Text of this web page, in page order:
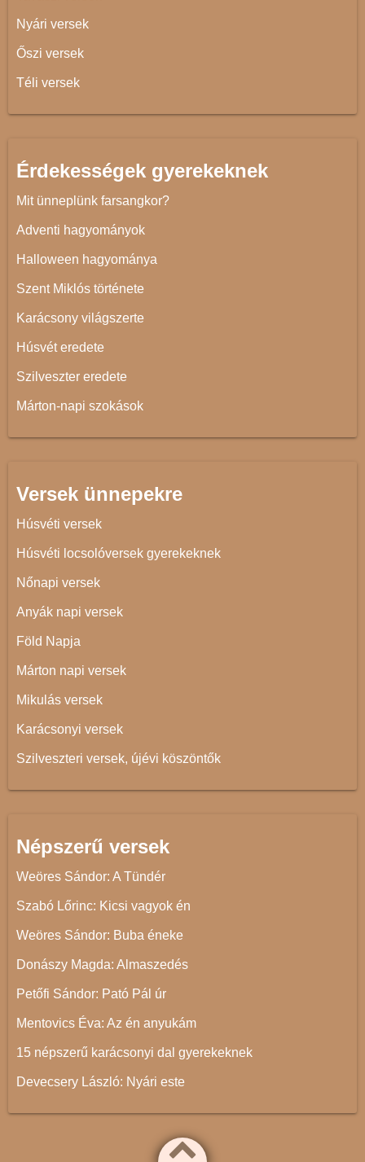
Nyári versek
Őszi versek
Téli versek
Érdekességek gyerekeknek
Mit ünneplünk farsangkor?
Adventi hagyományok
Halloween hagyománya
Szent Miklós története
Karácsony világszerte
Húsvét eredete
Szilveszter eredete
Márton-napi szokások
Versek ünnepekre
Húsvéti versek
Húsvéti locsolóversek gyerekeknek
Nőnapi versek
Anyák napi versek
Föld Napja
Márton napi versek
Mikulás versek
Karácsonyi versek
Szilveszteri versek, újévi köszöntők
Népszerű versek
Weöres Sándor: A Tündér
Szabó Lőrinc: Kicsi vagyok én
Weöres Sándor: Buba éneke
Donászy Magda: Almaszedés
Petőfi Sándor: Pató Pál úr
Mentovics Éva: Az én anyukám
15 népszerű karácsonyi dal gyerekeknek
Devecsery László: Nyári este